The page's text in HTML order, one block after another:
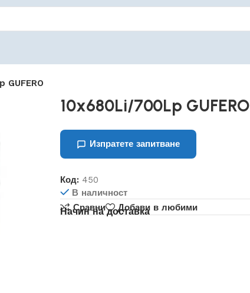
10x680Li/700Lp GUFERO
Изпратете запитване
Код: 450
В наличност
Сравни
Добави в любими
Начин на доставка